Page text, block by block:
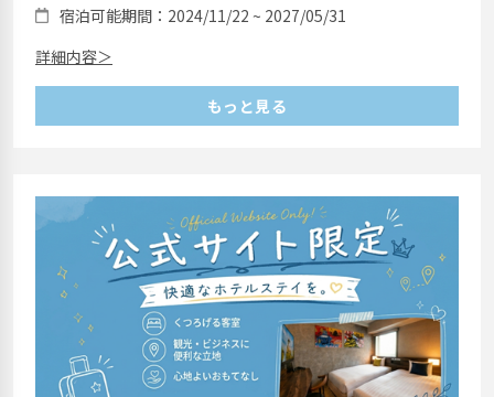
宿泊可能期間：2024/11/22 ~ 2027/05/31
詳細内容＞
もっと見る